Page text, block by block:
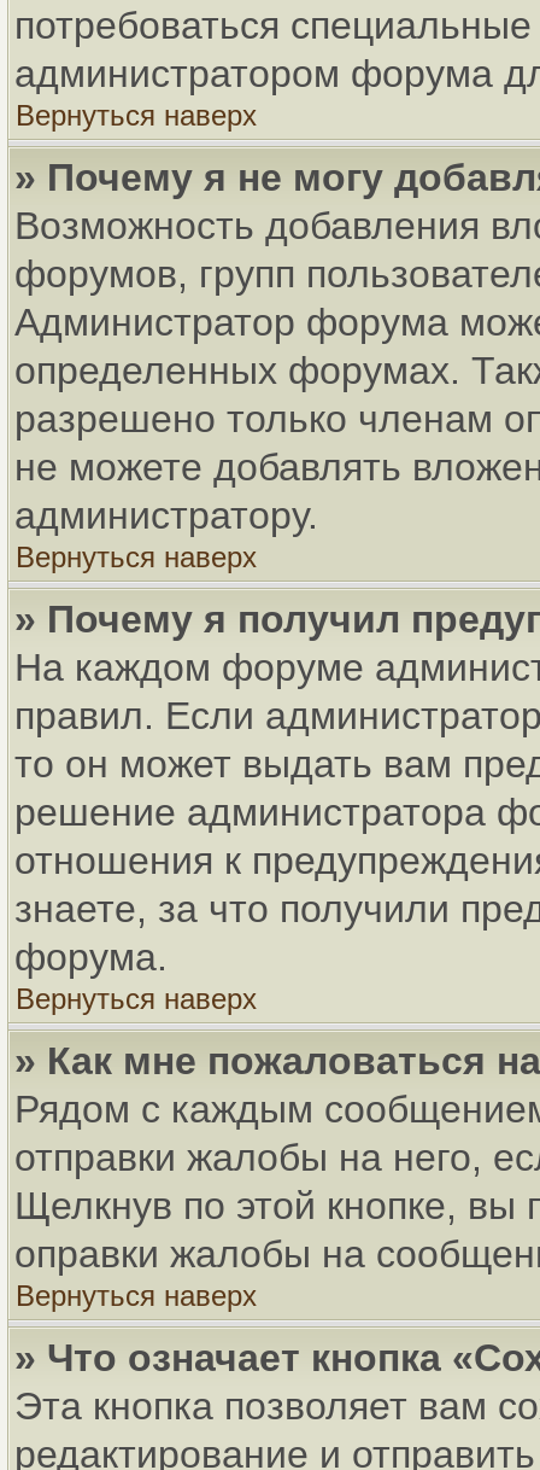
потребоваться
администратором форума
Вернуться наверх
» Почему я не могу
Возможность добавления
форумов, групп
Администратор форума
определенных форумах.
разрешено только членам
не можете добавлять
администратору.
Вернуться наверх
» Почему я получил
На каждом форуме
правил. Если
то он может выдать вам
решение администратора
отношения к
знаете, за что получили
форума.
Вернуться наверх
» Как мне пожаловаться
Рядом с каждым
отправки жалобы на него,
Щелкнув по этой кнопке,
оправки жалобы на
Вернуться наверх
» Что означает кнопка
Эта кнопка позволяет вам
редактирование и